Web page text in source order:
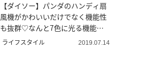
【ダイソー】パンダのハンディ扇
風機がかわいいだけでなく機能性
も抜群♡なんと7色に光る機能
も！？
ライフスタイル 2019.07.14